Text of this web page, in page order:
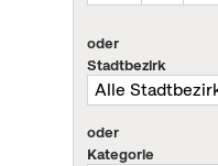
oder
Stadtbezirk
oder
Kategorie